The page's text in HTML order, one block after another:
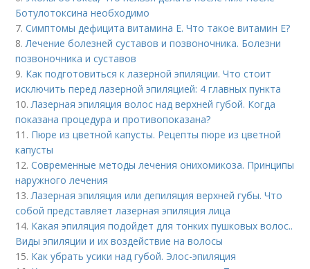
Ботулотоксина необходимо
7.Симптомы дефицита витамина E. Что такое витамин Е?
8.Лечение болезней суставов и позвоночника. Болезни
позвоночника и суставов
9. Как подготовиться к лазерной эпиляции. Что стоит
исключить перед лазерной эпиляцией: 4 главных пункта
10.Лазерная эпиляция волос над верхней губой. Когда
показана процедура и противопоказана?
11. Пюре из цветной капусты. Рецепты пюре из цветной
капусты
12.Современные методы лечения онихомикоза. Принципы
наружного лечения
13.Лазерная эпиляция или депиляция верхней губы. Что
собой представляет лазерная эпиляция лица
14. Какая эпиляция подойдет для тонких пушковых волос..
Виды эпиляции и их воздействие на волосы
15. Как убрать усики над губой. Элос-эпиляция